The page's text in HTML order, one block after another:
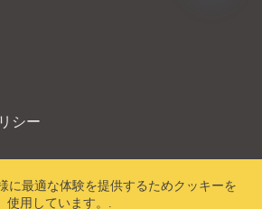
に最適な体験を提供するためクッキーを
使用しています。.
シー